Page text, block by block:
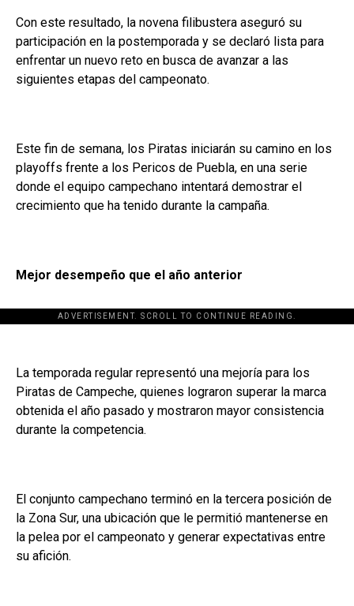
Con este resultado, la novena filibustera aseguró su
participación en la postemporada y se declaró lista para
enfrentar un nuevo reto en busca de avanzar a las
siguientes etapas del campeonato.
Este fin de semana, los Piratas iniciarán su camino en los
playoffs frente a los Pericos de Puebla, en una serie
donde el equipo campechano intentará demostrar el
crecimiento que ha tenido durante la campaña.
Mejor desempeño que el año anterior
ADVERTISEMENT. SCROLL TO CONTINUE READING.
La temporada regular representó una mejoría para los
Piratas de Campeche, quienes lograron superar la marca
obtenida el año pasado y mostraron mayor consistencia
durante la competencia.
El conjunto campechano terminó en la tercera posición de
la Zona Sur, una ubicación que le permitió mantenerse en
la pelea por el campeonato y generar expectativas entre
su afición.